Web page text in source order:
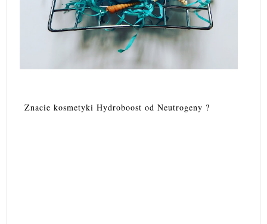
Znacie kosmetyki Hydroboost od Neutrogeny ?